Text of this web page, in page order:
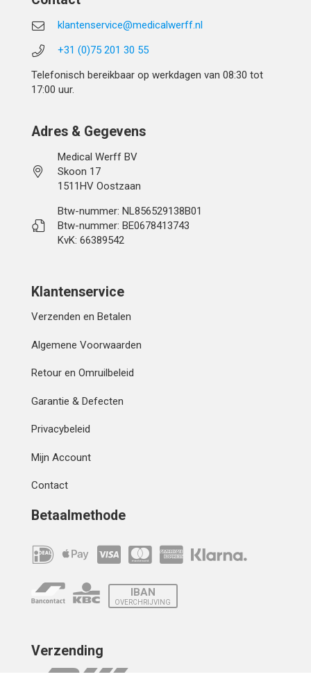
klantenservice@medicalwerff.nl
+31 (0)75 201 30 55
Telefonisch bereikbaar op werkdagen van 08:30 tot
17:00 uur.
Adres & Gegevens
Medical Werff BV
Skoon 17
1511HV Oostzaan
Btw-nummer: NL856529138B01
Btw-nummer: BE0678413743
KvK: 66389542
Klantenservice
Verzenden en Betalen
Algemene Voorwaarden
Retour en Omruilbeleid
Garantie & Defecten
Privacybeleid
Mijn Account
Contact
Betaalmethode
IBAN
OVERCHRIJVING
Verzending